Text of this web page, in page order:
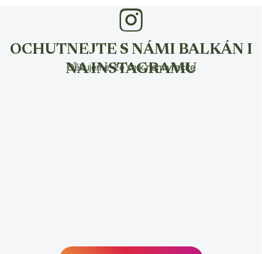
OCHUTNEJTE S NÁMI BALKÁN I
NA INSTAGRAMU
Děkujeme, že se k nám vracíte